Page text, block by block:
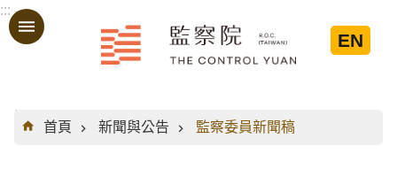
跳到主要內容區塊
:::
EN
:::
首頁
新聞與公告 監察委員新聞稿